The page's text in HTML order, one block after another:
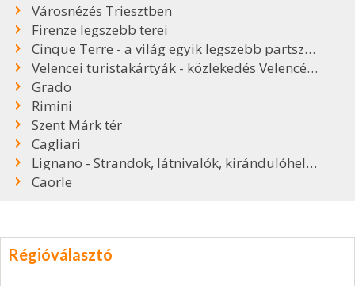
Városnézés Triesztben
Firenze legszebb terei
Cinque Terre - a világ egyik legszebb partszakasza
Velencei turistakártyák - közlekedés Velencében
Grado
Rimini
Szent Márk tér
Cagliari
Lignano - Strandok, látnivalók, kirándulóhelyek
Caorle
Régióválasztó